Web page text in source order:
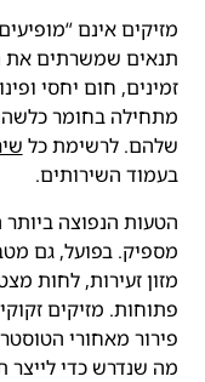
מזיקים אינם
תנאים שמשרתים את
זמינים, חום יחסי
מתחילה בחומר
שלהם. לרשימת כל
בעמוד השירותים.
הטעות הנפוצה ביותר
מספיק. בפועל, גם
מזון זעירות, לחות
פתוחות. מזיקים
פירור מאחורי
מה שנדרש כדי